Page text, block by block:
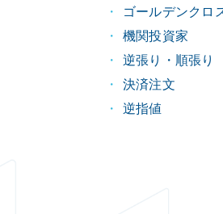
ゴールデンクロ
機関投資家
逆張り・順張り
決済注文
逆指値